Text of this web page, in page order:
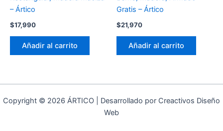
– Ártico
$17,990
Añadir al carrito
Gratis – Ártico
$21,970
Añadir al carrito
Copyright © 2026 ÁRTICO | Desarrollado por Creactivos Diseño
Web